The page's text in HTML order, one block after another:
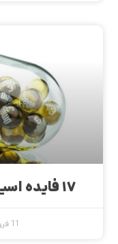
۱۷ فایده اسید چرب امگا ۳ بر پایه علم
11 فروردین 97